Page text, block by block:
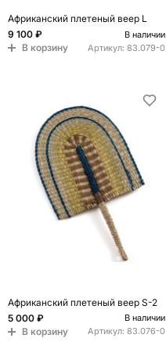
Африканский плетеный веер L
9 100 ₽
В наличии
В корзину Артикул: 83.079-0
Африканский плетеный веер S-2
5 000 ₽
В наличии
В корзину Артикул: 83.076-0